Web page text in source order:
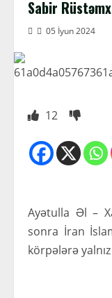
Sabir
05 İyun 2024
12
Ayətulla Əl –
sonra İran
körpələrə